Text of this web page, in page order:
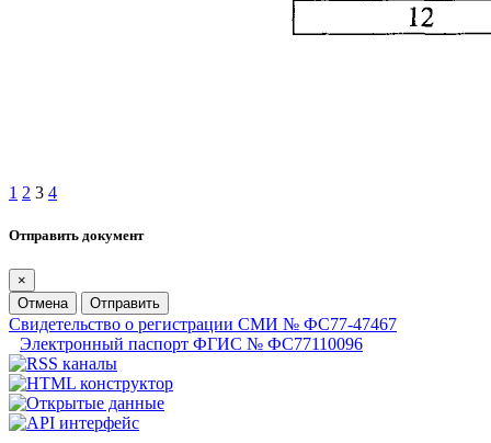
1 2 3 4
Отправить документ
×
Отмена
Отправить
Свидетельство о регистрации СМИ № ФС77-47467
Электронный паспорт ФГИС № ФС77110096